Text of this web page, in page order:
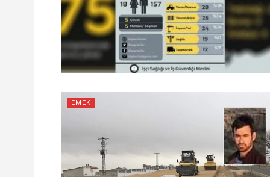
EMEK